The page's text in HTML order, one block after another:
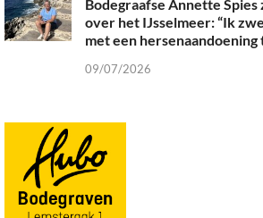
Bodegraafse Annette
over het IJsselmeer: “Ik
met een hersenaandoening
09/07/2026